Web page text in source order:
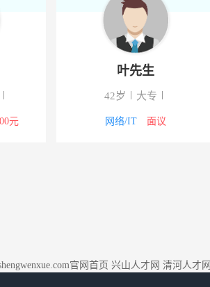
元
叶先生
42岁 大专
网络/IT 面议
官网首页 兴山人才网 清河人才网